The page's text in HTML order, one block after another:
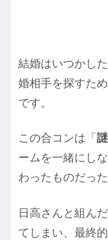
結婚はいつかし
婚相手を探すた
です。
この合コンは「
ームを一緒にし
わったものだった
日高さんと組ん
てしまい、最終